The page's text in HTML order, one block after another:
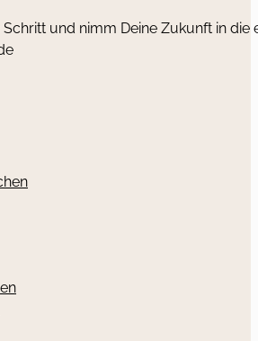
und nimm Deine Zukunft in die